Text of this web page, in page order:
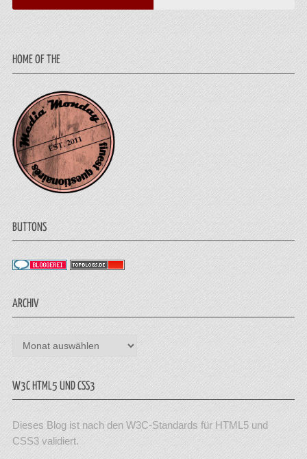
HOME OF THE
BUTTONS
ARCHIV
Archiv
W3C HTML5 UND CSS3
Dieses Blog ist nach den W3C-Standards für HTML5 und
CSS3 validiert.